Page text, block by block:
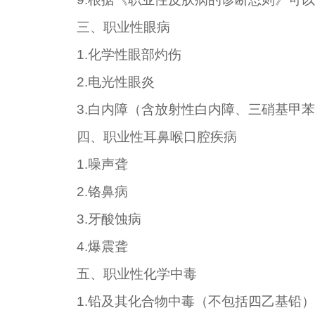
三、职业性眼病
1.化学性眼部灼伤
2.电光性眼炎
3.白内障（含放射性白内障、三硝基甲
四、职业性耳鼻喉口腔疾病
1.噪声聋
2.铬鼻病
3.牙酸蚀病
4.爆震聋
五、职业性化学中毒
1.铅及其化合物中毒（不包括四乙基铅）